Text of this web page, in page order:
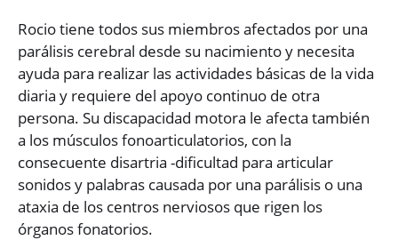
Rocio tiene todos sus miembros afectados por una
parálisis cerebral desde su nacimiento y necesita
ayuda para realizar las actividades básicas de la vida
diaria y requiere del apoyo continuo de otra
persona. Su discapacidad motora le afecta también
a los músculos fonoarticulatorios, con la
consecuente disartria -dificultad para articular
sonidos y palabras causada por una parálisis o una
ataxia de los centros nerviosos que rigen los
órganos fonatorios.